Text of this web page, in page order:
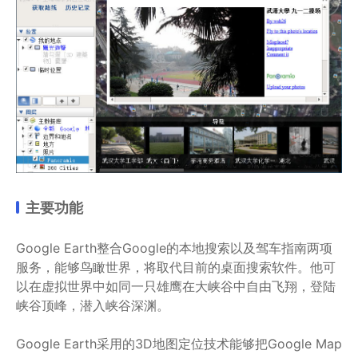
主要功能
Google Earth整合Google的本地搜索以及驾车指南两项
服务，能够鸟瞰世界，将取代目前的桌面搜索软件。他可
以在虚拟世界中如同一只雄鹰在大峡谷中自由飞翔，登陆
峡谷顶峰，潜入峡谷深渊。
Google Earth采用的3D地图定位技术能够把Google Map